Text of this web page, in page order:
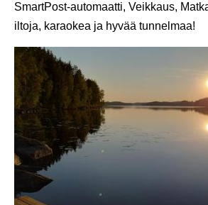
SmartPost-automaatti, Veikkaus,
iltoja, karaokea ja hyvää tunnelmaa!